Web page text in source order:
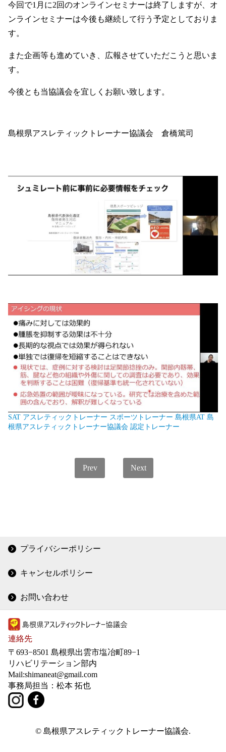
今回で1月に2回のオンラインセミナーは終了しますが、オ
ンラインセミナーは今後も継続して行う予定としておりま
す。
また企画等も進めていき、広報させていただこうと思いま
す。
今後とも当協議会を宜しくお願い致します。
島根県アスレティックトレーナー協議会 倉橋篤司
SAT アスレティックトレーナー スポーツトレーナー 島根県AT 島
根県アスレティックトレーナー協議会 認定トレーナー
Prev Next
プライバシーポリシー
キャンセルポリシー
お問い合わせ
連絡先
〒693−8501 島根県出雲市塩冶町89−1
リハビリテーション部内
Mail:shimaneat@gmail.com
事務局担当：松本 拓也
© 島根県アスレティックトレーナー協議会.